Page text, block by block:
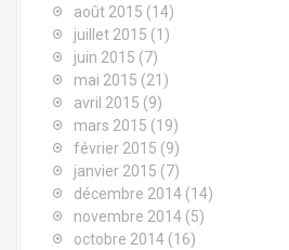
août 2015 (14)
juillet 2015 (1)
juin 2015 (7)
mai 2015 (21)
avril 2015 (9)
mars 2015 (19)
février 2015 (9)
janvier 2015 (7)
décembre 2014 (14)
novembre 2014 (5)
octobre 2014 (16)